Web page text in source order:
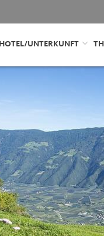
HOTEL/UNTERKUNFT